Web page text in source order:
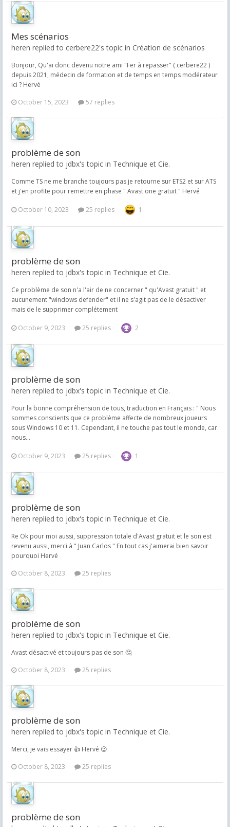
Mes scénarios
heren replied to cerbere22's topic in Création de scénarios
Bonjour, Qu'ai donc devenu notre ami "Fer à repasser" ( cerbere22 )
depuis 2021, médecin de formation et de temps en temps modérateur
ici ? Hervé
October 15, 2023
57 replies
problème de son
heren replied to jdbx's topic in Technique et Cie.
Comme TS ne me branche toujours pas je retourne sur ETS2 et sur ATS
et j'en profite pour remettre en phase " Avast one gratuit " Hervé
October 10, 2023 25 replies 1
problème de son
heren replied to jdbx's topic in Technique et Cie.
Ce problème de son n'a l'air de ne concerner " qu'Avast gratuit " et
aucunement "windows defender" et il ne s'agit pas de le désactiver
mais de le supprimer complétement
October 9, 2023 25 replies 2
problème de son
heren replied to jdbx's topic in Technique et Cie.
Pour la bonne compréhension de tous, traduction en Français : " Nous
sommes conscients que ce problème affecte de nombreux joueurs
sous Windows 10 et 11. Cependant, il ne touche pas tout le monde, car
nous...
October 9, 2023 25 replies 1
problème de son
heren replied to jdbx's topic in Technique et Cie.
Re Ok pour moi aussi, suppression totale d'Avast gratuit et le son est
revenu aussi, merci à " Juan Carlos " En tout cas j'aimerai bien savoir
pourquoi Hervé
October 8, 2023
25 replies
problème de son
heren replied to jdbx's topic in Technique et Cie.
Avast désactivé et toujours pas de son 🤔
October 8, 2023
25 replies
problème de son
heren replied to jdbx's topic in Technique et Cie.
Merci, je vais essayer 👍 Hervé 😉
October 8, 2023
25 replies
problème de son